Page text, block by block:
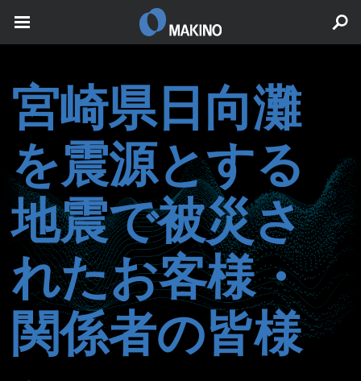
宮崎県日向灘
を震源とする
地震で被災さ
れたお客様・
関係者の皆様